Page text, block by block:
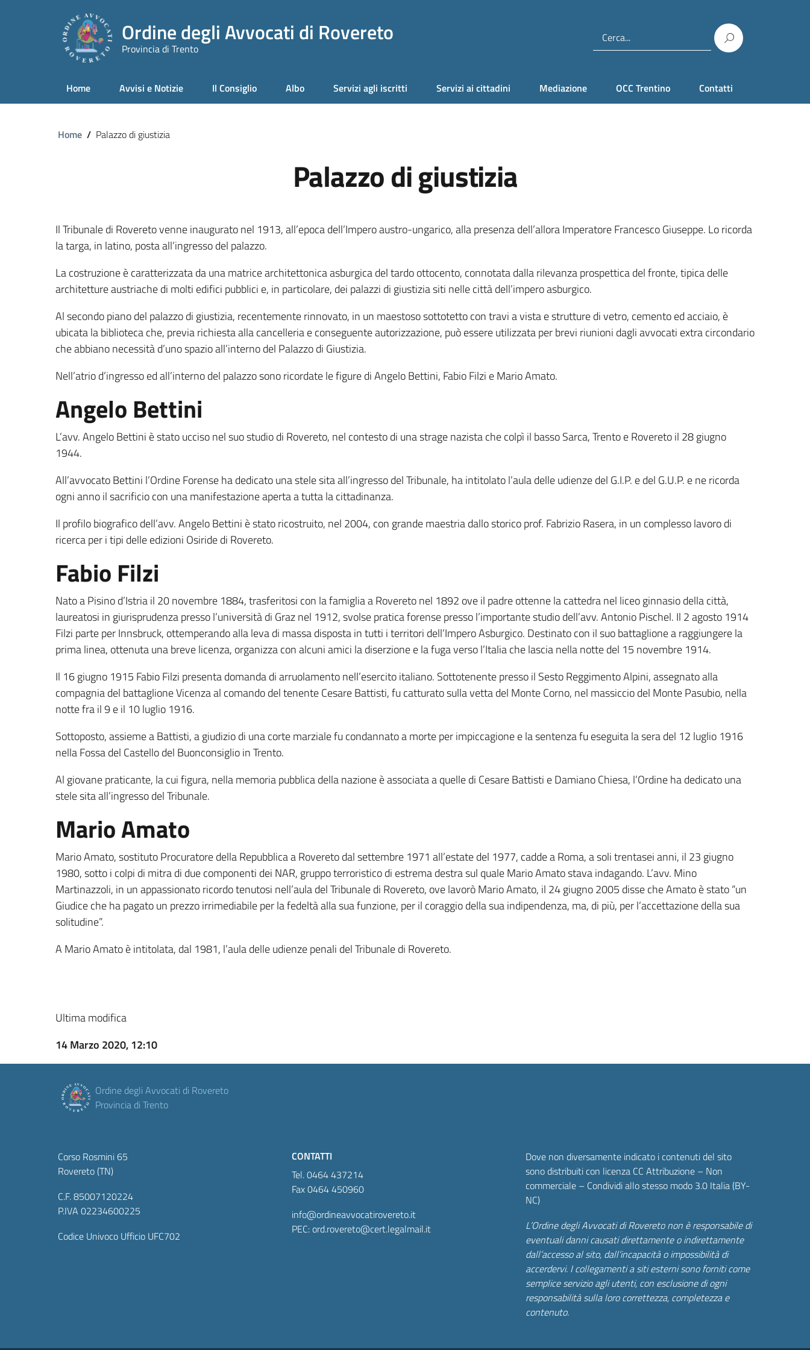
Ordine degli Avvocati di Rovereto
Provincia di Trento
Home Avvisi e Notizie Il Consiglio Albo Servizi agli iscritti Servizi ai cittadini Mediazione OCC Trentino Contatti
Home / Palazzo di giustizia
Palazzo di giustizia
Il Tribunale di Rovereto venne inaugurato nel 1913, all’epoca dell’Impero austro-ungarico, alla presenza dell’allora Imperatore Francesco Giuseppe. Lo ricorda
la targa, in latino, posta all’ingresso del palazzo.
La costruzione è caratterizzata da una matrice architettonica asburgica del tardo ottocento, connotata dalla rilevanza prospettica del fronte, tipica delle
architetture austriache di molti edifici pubblici e, in particolare, dei palazzi di giustizia siti nelle città dell’impero asburgico.
Al secondo piano del palazzo di giustizia, recentemente rinnovato, in un maestoso sottotetto con travi a vista e strutture di vetro, cemento ed acciaio, è
ubicata la biblioteca che, previa richiesta alla cancelleria e conseguente autorizzazione, può essere utilizzata per brevi riunioni dagli avvocati extra circondario
che abbiano necessità d’uno spazio all’interno del Palazzo di Giustizia.
Nell’atrio d’ingresso ed all’interno del palazzo sono ricordate le figure di Angelo Bettini, Fabio Filzi e Mario Amato.
Angelo Bettini
L’avv. Angelo Bettini è stato ucciso nel suo studio di Rovereto, nel contesto di una strage nazista che colpì il basso Sarca, Trento e Rovereto il 28 giugno
1944.
All’avvocato Bettini l’Ordine Forense ha dedicato una stele sita all’ingresso del Tribunale, ha intitolato l’aula delle udienze del G.I.P. e del G.U.P. e ne ricorda
ogni anno il sacrificio con una manifestazione aperta a tutta la cittadinanza.
Il profilo biografico dell’avv. Angelo Bettini è stato ricostruito, nel 2004, con grande maestria dallo storico prof. Fabrizio Rasera, in un complesso lavoro di
ricerca per i tipi delle edizioni Osiride di Rovereto.
Fabio Filzi
Nato a Pisino d’Istria il 20 novembre 1884, trasferitosi con la famiglia a Rovereto nel 1892 ove il padre ottenne la cattedra nel liceo ginnasio della città,
laureatosi in giurisprudenza presso l’università di Graz nel 1912, svolse pratica forense presso l’importante studio dell’avv. Antonio Pischel. Il 2 agosto 1914
Filzi parte per Innsbruck, ottemperando alla leva di massa disposta in tutti i territori dell’Impero Asburgico. Destinato con il suo battaglione a raggiungere la
prima linea, ottenuta una breve licenza, organizza con alcuni amici la diserzione e la fuga verso l’Italia che lascia nella notte del 15 novembre 1914.
Il 16 giugno 1915 Fabio Filzi presenta domanda di arruolamento nell’esercito italiano. Sottotenente presso il Sesto Reggimento Alpini, assegnato alla
compagnia del battaglione Vicenza al comando del tenente Cesare Battisti, fu catturato sulla vetta del Monte Corno, nel massiccio del Monte Pasubio, nella
notte fra il 9 e il 10 luglio 1916.
Sottoposto, assieme a Battisti, a giudizio di una corte marziale fu condannato a morte per impiccagione e la sentenza fu eseguita la sera del 12 luglio 1916
nella Fossa del Castello del Buonconsiglio in Trento.
Al giovane praticante, la cui figura, nella memoria pubblica della nazione è associata a quelle di Cesare Battisti e Damiano Chiesa, l’Ordine ha dedicato una
stele sita all’ingresso del Tribunale.
Mario Amato
Mario Amato, sostituto Procuratore della Repubblica a Rovereto dal settembre 1971 all’estate del 1977, cadde a Roma, a soli trentasei anni, il 23 giugno
1980, sotto i colpi di mitra di due componenti dei NAR, gruppo terroristico di estrema destra sul quale Mario Amato stava indagando. L’avv. Mino
Martinazzoli, in un appassionato ricordo tenutosi nell’aula del Tribunale di Rovereto, ove lavorò Mario Amato, il 24 giugno 2005 disse che Amato è stato “un
Giudice che ha pagato un prezzo irrimediabile per la fedeltà alla sua funzione, per il coraggio della sua indipendenza, ma, di più, per l’accettazione della sua
solitudine”.
A Mario Amato è intitolata, dal 1981, l’aula delle udienze penali del Tribunale di Rovereto.
Ultima modifica
14 Marzo 2020, 12:10
Ordine degli Avvocati di Rovereto
Provincia di Trento
Corso Rosmini 65
Rovereto (TN)
C.F. 85007120224
P.IVA 02234600225
Codice Univoco Ufficio UFC702
CONTATTI
Tel. 0464 437214
Fax 0464 450960
info@ordineavvocatirovereto.it
PEC: ord.rovereto@cert.legalmail.it
Dove non diversamente indicato i contenuti del sito
sono distribuiti con licenza CC Attribuzione – Non
commerciale – Condividi allo stesso modo 3.0 Italia (BY-
NC)
L’Ordine degli Avvocati di Rovereto non è responsabile di
eventuali danni causati direttamente o indirettamente
dall’accesso al sito, dall’incapacità o impossibilità di
accerdervi. I collegamenti a siti esterni sono forniti come
semplice servizio agli utenti, con esclusione di ogni
responsabilità sulla loro correttezza, completezza e
contenuto.